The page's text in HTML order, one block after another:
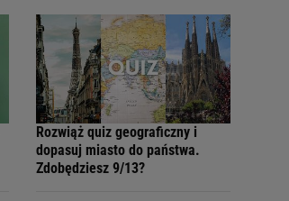
Rozwiąż quiz geograficzny i
dopasuj miasto do państwa.
Zdobędziesz 9/13?